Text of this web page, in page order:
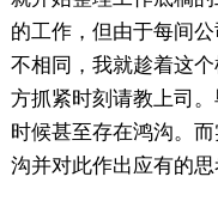
的工作，但由于每间
不相同，我就趁着这
方抓紧时刻请教上司
时候甚至存在鸿沟。
沟并对此作出应有的思